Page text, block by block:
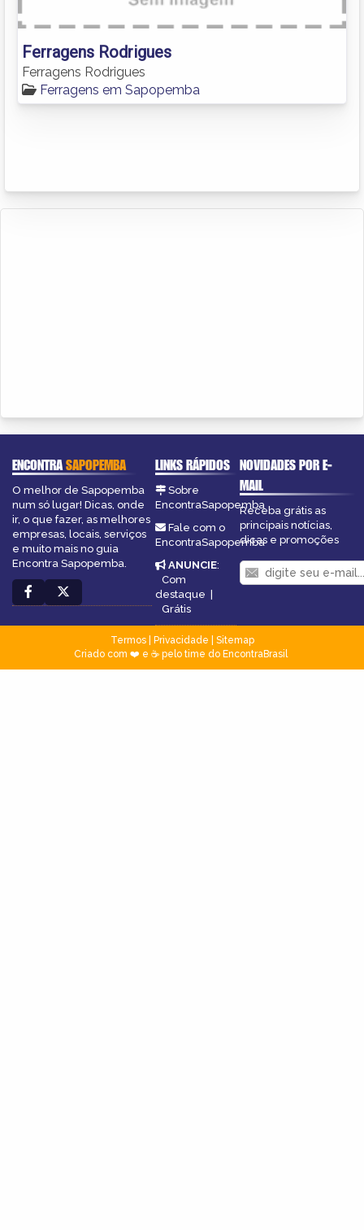
Ferragens Rodrigues
Ferragens Rodrigues
Ferragens em Sapopemba
ENCONTRASAPOPEMBA
O melhor de Sapopemba
num só lugar! Dicas, onde
ir, o que fazer, as melhores
empresas, locais, serviços
e muito mais no guia
Encontra Sapopemba.
LINKS RÁPIDOS
Sobre
EncontraSapopemba
Fale com o
EncontraSapopemba
ANUNCIE:
Com
destaque |
Grátis
NOVIDADES POR E-
MAIL
Receba grátis as
principais notícias,
dicas e promoções
Termos| Privacidade
Sitemap
Criado com ❤️ e ☕ pelo time do EncontraBrasil